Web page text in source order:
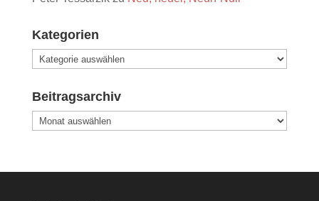
Kategorien
Kategorien
Beitragsarchiv
Beitragsarchiv